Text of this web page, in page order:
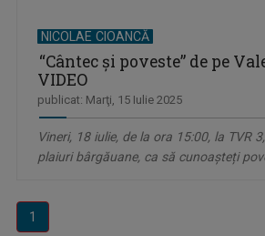
NICOLAE CIOANCĂ
“Cântec şi poveste” de pe
VIDEO
publicat: Marţi, 15 Iulie 2025
Vineri, 18 iulie, de la ora 15:00, la TVR
plaiuri bârgăuane, ca să cunoașteți
1